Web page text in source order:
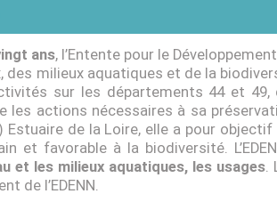
ans, l’Entente pour le
des milieux aquatiques et de la
sur les départements 44 et 49,
les actions nécessaires à sa
Estuaire de la Loire, elle a pour
et favorable à la biodiversité.
et les milieux aquatiques, les usages
de l’EDENN.